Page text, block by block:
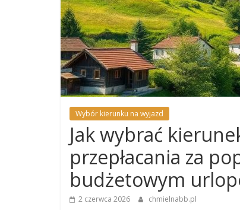
Wybór kierunku na wyjazd
Jak wybrać
przepłacania za
budżetowym
2 czerwca 2026 chmielnabb.pl